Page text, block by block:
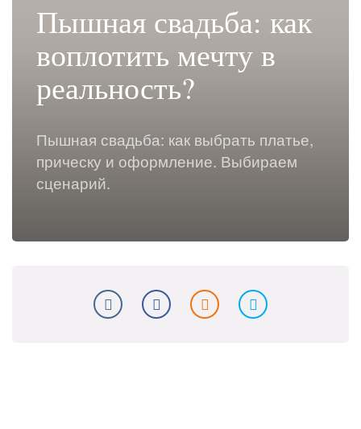
Пышная свадьба: как
воплотить мечту в
реальность?
Пышная свадьба: как выбрать платье,
прическу и оформление. Выбираем
сценарий.